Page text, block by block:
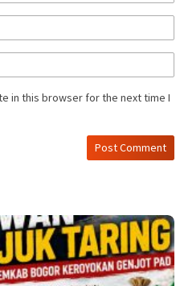
in this browser for the next time I